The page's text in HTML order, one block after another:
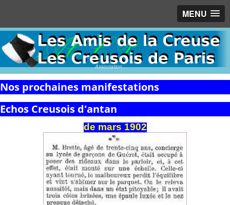
MENU
Association
Nos prochaines manifestations
Echos Creusois d'antan
de mars 1902